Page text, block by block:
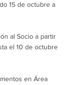
15 de octubre a
al Socio a partir
el 10 de octubre
en Área